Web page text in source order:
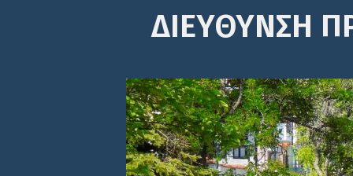
ΔΙΕΎΘΥΝΣΗ